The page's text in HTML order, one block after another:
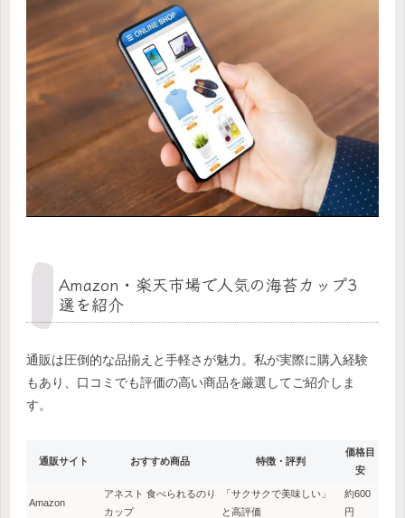
Amazon・楽天市場で人気の海苔カップ3
選を紹介
通販は圧倒的な品揃えと手軽さが魅力。私が実際に購入経験
もあり、口コミでも評価の高い商品を厳選してご紹介しま
す。
通販サイト おすすめ商品 特徴・評判
価格目
安
Amazon
アネスト 食べられるのり
カップ
「サクサクで美味しい」
と高評価
約600
円